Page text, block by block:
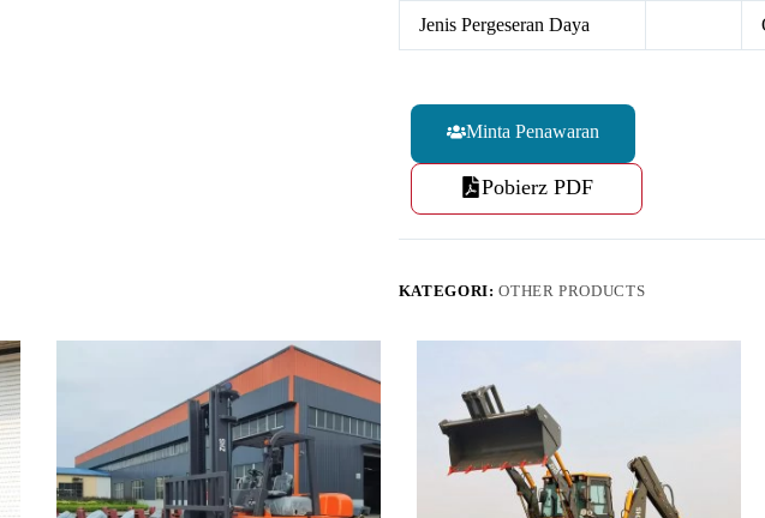
Jenis Pergeseran Daya
Minta Penawaran
Pobierz PDF
KATEGORI:OTHER PRODUCTS